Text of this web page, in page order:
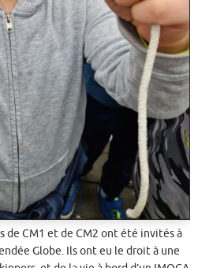
de CM1 et de CM2 ont été invités à
Globe. Ils ont eu le droit à une